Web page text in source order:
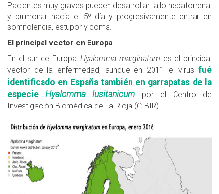
Pacientes muy graves pueden desarrollar fallo hepatorrenal
y pulmonar hacia el 5º día y progresivamente entrar en
somnolencia, estupor y coma.
El principal vector en Europa
En el sur de Europa Hyalomma marginatum es el principal
vector de la enfermedad, aunque en 2011 el virus fué
identificado en España también en garrapatas de la
especie Hyalomma lusitanicum por el Centro de
Investigación Biomédica de La Rioja (CIBIR).